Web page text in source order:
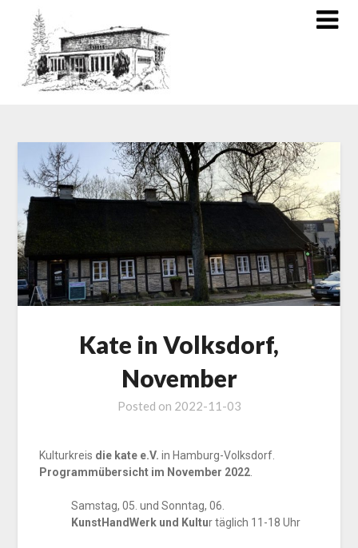
Kate in Volksdorf,
November
Posted on 2022-11-03
Kulturkreis die kate e.V. in Hamburg-Volksdorf.
Programmübersicht im November 2022.
Samstag, 05. und Sonntag, 06.
KunstHandWerk und Kultur täglich 11-18 Uhr